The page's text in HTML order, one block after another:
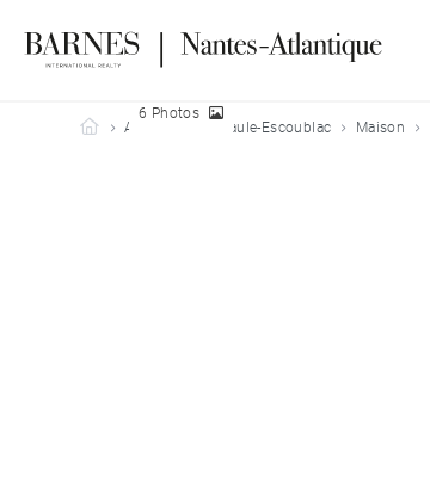
Barnes Nantes-Atlantique
Acheter La Baule-Escoublac Maison
6 Photos